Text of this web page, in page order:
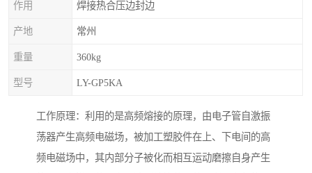
作用 焊接热合压边封边
产地 常州
重量 360kg
型号 LY-GP5KA
工作原理：利用的是高频熔接的原理，由电子管自激振
荡器产生高频电磁场，被加工塑胶件在上、下电间的高
频电磁场中，其内部分子被化而相互运动磨擦自身产生